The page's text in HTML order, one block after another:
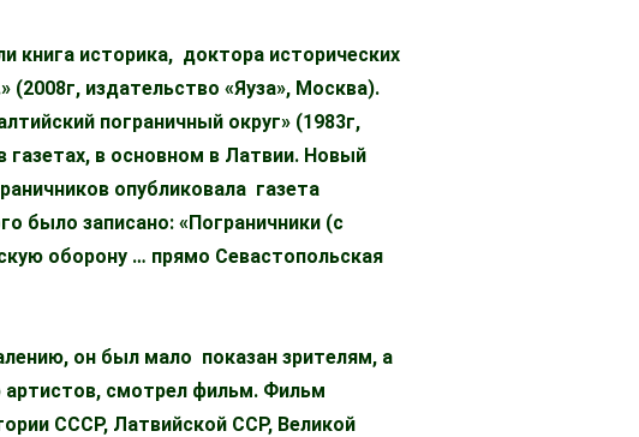
книга историка, доктора исторических
(2008г, издательство «Яуза», Москва).
пограничный округ» (1983г,
газетах, в основном в Латвии. Новый
опубликовала газета
было записано: «Пограничники (с
оборону … прямо Севастопольская
он был мало показан зрителям, а
артистов, смотрел фильм. Фильм
СССР, Латвийской ССР, Великой